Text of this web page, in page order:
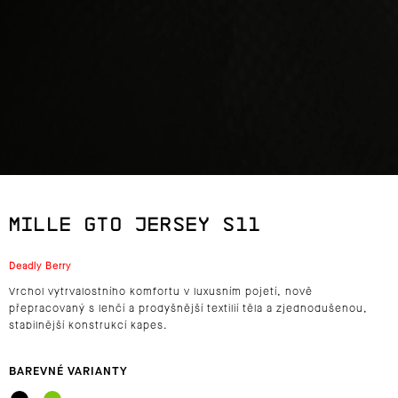
MILLE GTO JERSEY S11
Deadly Berry
Vrchol vytrvalostního komfortu v luxusním pojetí, nově
přepracovaný s lehčí a prodyšnější textilií těla a zjednodušenou,
stabilnější konstrukcí kapes.
J
Í
T